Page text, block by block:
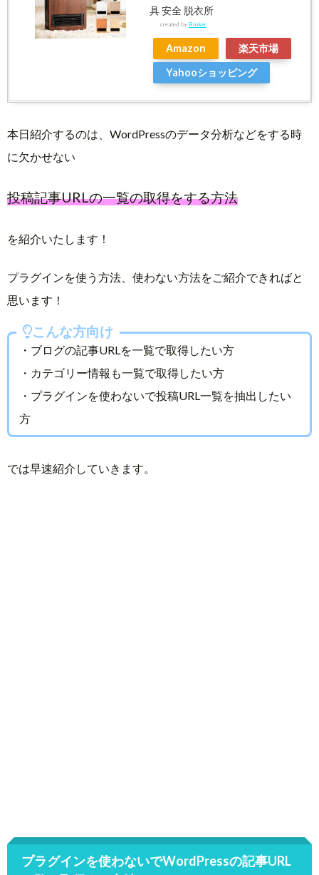
具 安全 脱衣所
created by Rinker
Amazon
楽天市場
Yahooショッピング
本日紹介するのは、WordPressのデータ分析などをする時
に欠かせない
投稿記事URLの一覧の取得をする方法
を紹介いたします！
プラグインを使う方法、使わない方法をご紹介できればと
思います！
こんな方向け
・ブログの記事URLを一覧で取得したい方
・カテゴリー情報も一覧で取得したい方
・プラグインを使わないで投稿URL一覧を抽出したい
方
では早速紹介していきます。
プラグインを使わないでWordPressの記事URL